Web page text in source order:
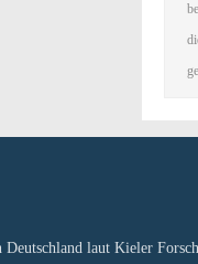
laut Kieler